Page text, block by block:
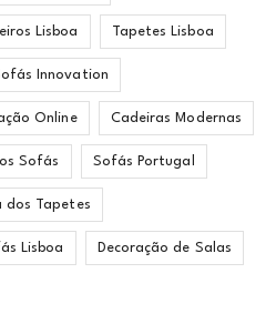
Lisboa Tapetes Lisboa
Innovation
Online Cadeiras Modernas
Sofás Sofás Portugal
dos Tapetes
Lisboa Decoração de Salas